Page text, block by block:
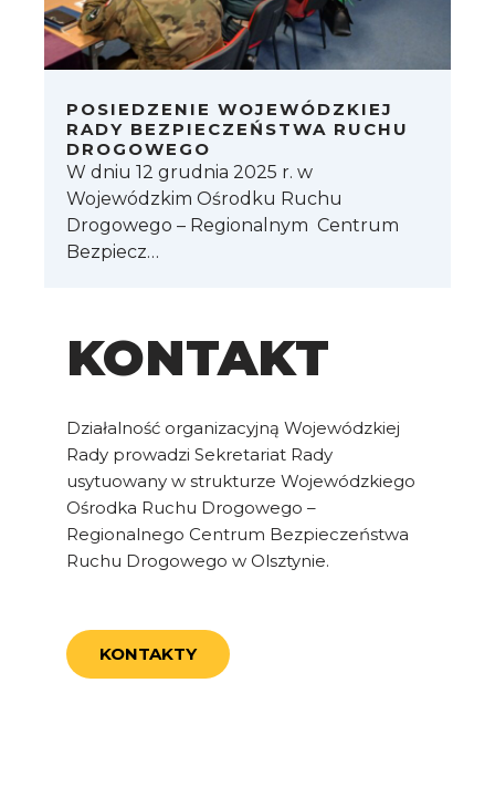
POSIEDZENIE WOJEWÓDZKIEJ
RADY BEZPIECZEŃSTWA RUCHU
DROGOWEGO
W dniu 12 grudnia 2025 r. w
Wojewódzkim Ośrodku Ruchu
Drogowego – Regionalnym Centrum
Bezpiecz…
KONTAKT
Działalność organizacyjną Wojewódzkiej
Rady prowadzi Sekretariat Rady
usytuowany w strukturze Wojewódzkiego
Ośrodka Ruchu Drogowego –
Regionalnego Centrum Bezpieczeństwa
Ruchu Drogowego w Olsztynie.
KONTAKTY